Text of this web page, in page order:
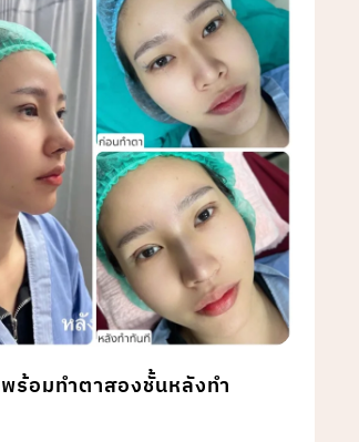
ร้อมทำตาสองชั้นหลังทำ